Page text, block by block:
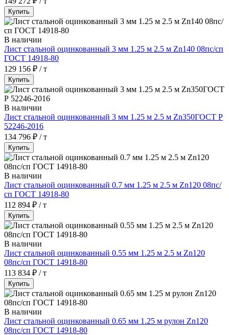
Купить
В наличии
Лист стальной оцинкованный 3 мм 1.25 м 2.5 м Zn140 08пс/сп
ГОСТ 14918-80
129 156 ₽ / т
Купить
В наличии
Лист стальной оцинкованный 3 мм 1.25 м 2.5 м Zn350ГОСТ Р
52246-2016
134 796 ₽ / т
Купить
В наличии
Лист стальной оцинкованный 0.7 мм 1.25 м 2.5 м Zn120 08пс/
сп ГОСТ 14918-80
112 894 ₽ / т
Купить
В наличии
Лист стальной оцинкованный 0.55 мм 1.25 м 2.5 м Zn120
08пс/сп ГОСТ 14918-80
113 834 ₽ / т
Купить
В наличии
Лист стальной оцинкованный 0.65 мм 1.25 м рулон Zn120
08пс/сп ГОСТ 14918-80